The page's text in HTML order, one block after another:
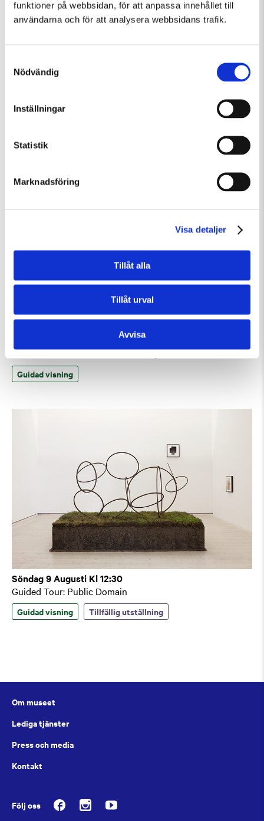
funktioner på webbsidan, för att anpassa innehållet till
användarna och för att analysera webbsidans trafik.
Nödvändig
Inställningar
Statistik
Marknadsföring
Visa detaljer
Tillåt alla
Tillåt urval
Avvisa
Lördag 8 Augusti Kl 12:30
Guidad visning: Public Domain
Lördag 8 Augusti Kl 15:00
Guided Tour of the Museum (in English)
Guidad visning
Söndag 9 Augusti Kl 12:30
Guided Tour: Public Domain
Guidad visning Tillfällig utställning
Om museet
Lediga tjänster
Press och media
Kontakt
Följ oss